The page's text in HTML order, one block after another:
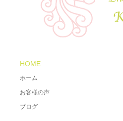
HOME
ホーム
お客様の声
ブログ